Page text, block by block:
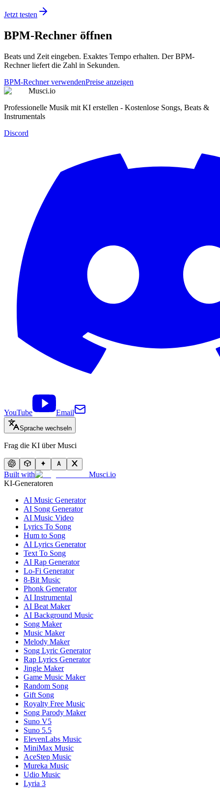
Jetzt testen
BPM-Rechner öffnen
Beats und Zeit eingeben. Exaktes Tempo erhalten. Der BPM-
Rechner liefert die Zahl in Sekunden.
BPM-Rechner verwendenPreise anzeigen
Musci.io
Professionelle Musik mit KI erstellen - Kostenlose Songs, Beats &
Instrumentals
Discord
YouTube Email
Sprache wechseln
Frag die KI über Musci
Built with
Musci.io
KI-Generatoren
AI Music Generator
AI Song Generator
AI Music Video
Lyrics To Song
Hum to Song
AI Lyrics Generator
Text To Song
AI Rap Generator
Lo-Fi Generator
8-Bit Music
Phonk Generator
AI Instrumental
AI Beat Maker
AI Background Music
Song Maker
Music Maker
Melody Maker
Song Lyric Generator
Rap Lyrics Generator
Jingle Maker
Game Music Maker
Random Song
Gift Song
Royalty Free Music
Song Parody Maker
Suno V5
Suno 5.5
ElevenLabs Music
MiniMax Music
AceStep Music
Mureka Music
Udio Music
Lyria 3